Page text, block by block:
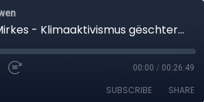
Dietmar Mirkes - Klimaaktivismus gëschter, haut an muer
00:00 / 00:26:49
SUBSCRIBE SHARE